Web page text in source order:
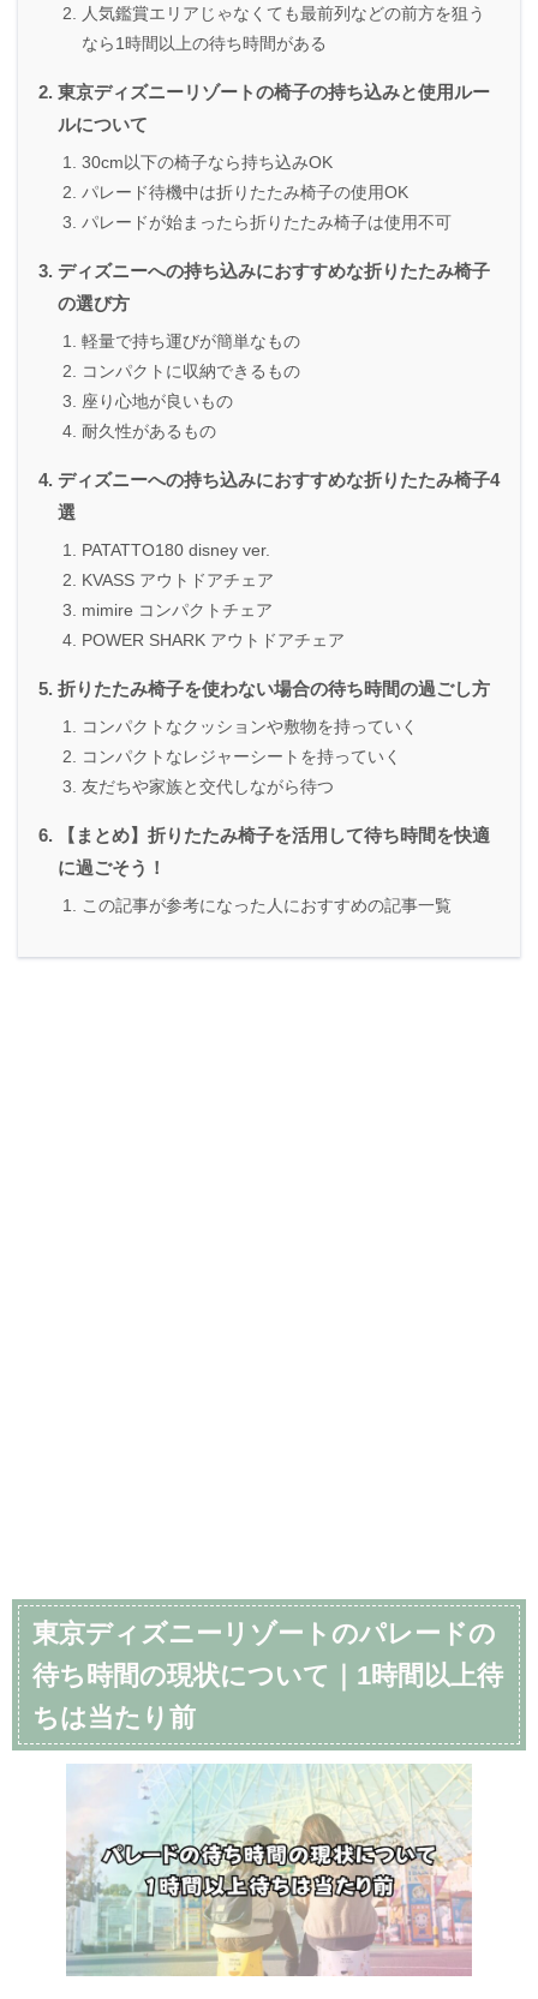
人気鑑賞エリアじゃなくても最前列などの前方を狙う
なら1時間以上の待ち時間がある
東京ディズニーリゾートの椅子の持ち込みと使用ルー
ルについて
30cm以下の椅子なら持ち込みOK
パレード待機中は折りたたみ椅子の使用OK
パレードが始まったら折りたたみ椅子は使用不可
ディズニーへの持ち込みにおすすめな折りたたみ椅子
の選び方
軽量で持ち運びが簡単なもの
コンパクトに収納できるもの
座り心地が良いもの
耐久性があるもの
ディズニーへの持ち込みにおすすめな折りたたみ椅子4
選
PATATTO180 disney ver.
KVASS アウトドアチェア
mimire コンパクトチェア
POWER SHARK アウトドアチェア
折りたたみ椅子を使わない場合の待ち時間の過ごし方
コンパクトなクッションや敷物を持っていく
コンパクトなレジャーシートを持っていく
友だちや家族と交代しながら待つ
【まとめ】折りたたみ椅子を活用して待ち時間を快適
に過ごそう！
この記事が参考になった人におすすめの記事一覧
東京ディズニーリゾートのパレードの
待ち時間の現状について｜1時間以上待
ちは当たり前